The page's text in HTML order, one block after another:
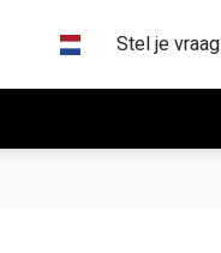
Stel je vraag